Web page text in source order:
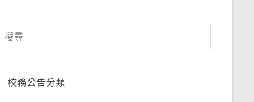
Search
for:
校務公告分類